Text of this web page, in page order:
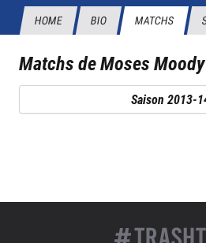
HOME BIO MATCHS
Matchs deMoses Moody
Saison 2013-